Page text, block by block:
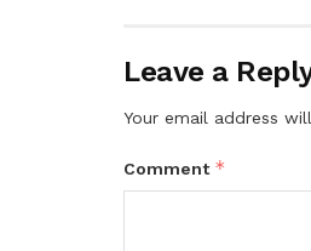
Leave a
Your email address
Comment *